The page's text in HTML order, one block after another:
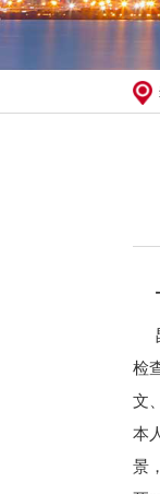
检
文
本
景